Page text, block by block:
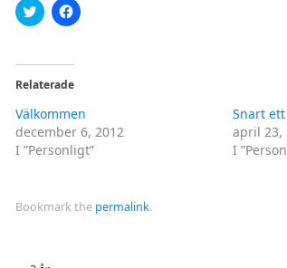
Klicka
för
Twitter
(Öppnas
i
nytt
fönster)
Klicka
för
nytt
fönster)
Relaterade
Välkommen
december 6, 2012
I ”Personligt”
Snart
april 23,
I
Bookmark the permalink.